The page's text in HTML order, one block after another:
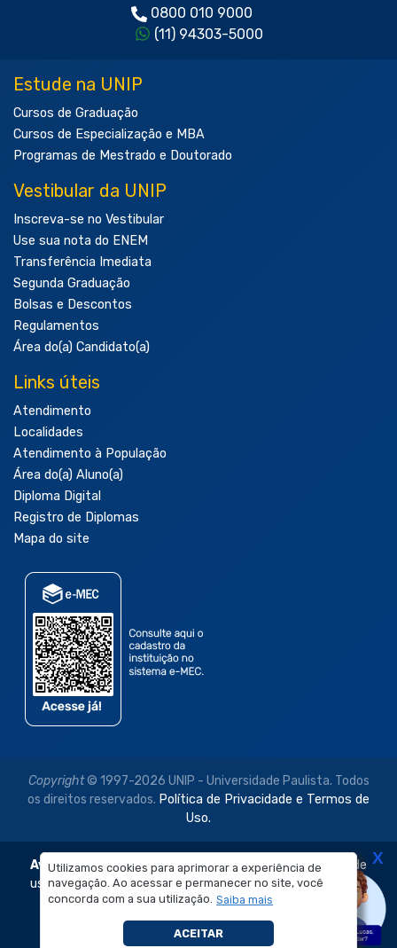
Utilizamos cookies para aprimorar a experiência de
navegação. Ao acessar e permanecer no site, você
concorda com a sua utilização. Saiba mais
ACEITAR
0800 010 9000
(11) 94303-5000
Estude na UNIP
Cursos de Graduação
Cursos de Especialização e MBA
Programas de Mestrado e Doutorado
Vestibular da UNIP
Inscreva-se no Vestibular
Use sua nota do ENEM
Transferência Imediata
Segunda Graduação
Bolsas e Descontos
Regulamentos
Área do(a) Candidato(a)
Links úteis
Atendimento
Localidades
Atendimento à População
Área do(a) Aluno(a)
Diploma Digital
Registro de Diplomas
Mapa do site
Copyright© 1997-2026 UNIP - Universidade Paulista. Todos
os direitos reservados. Política de Privacidade e Termos de
Uso.
Aviso Legal: As imagens disponibilizadas neste site são de
uso exclusivo institucional do Sistema de Ensino Objetivo e
da Universidade Paulista – UNIP.
É proibida a reprodução, utilização, edição ou
compartilhamento sem autorização prévia e expressa.
X